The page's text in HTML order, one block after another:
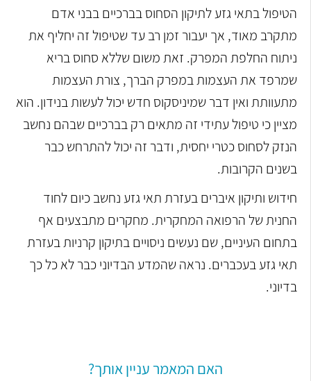
הטיפול בתאי גזע לתיקון הסחוס בברכיים בבני אדם
מתקרב מאוד, אך יעבור זמן רב עד שטיפול זה יחליף את
ניתוח החלפת המפרק. זאת משום שללא סחוס בריא
שמרפד את העצמות במפרק הברך, צורת העצמות
מתעוותת ואין דבר שמיניסקוס חדש יכול לעשות בנידון. הוא
מציין כי טיפול עתידי זה מתאים רק בברכיים שבהם נחשב
הנזק לסחוס כטרי יחסית, ודבר זה יכול להתרחש כבר
בשנים הקרובות.
חידוש ותיקון איברים בעזרת תאי גזע נחשב כיום לחוד
החנית של הרפואה המחקרית. מחקרים מתבצעים אף
בתחום העיניים, שם נעשים ניסויים בתיקון קרניות בעזרת
תאי גזע בעכברים. נראה שהמדע הבדיוני כבר לא כל כך
בדיוני.
האם המאמר עניין אותך?